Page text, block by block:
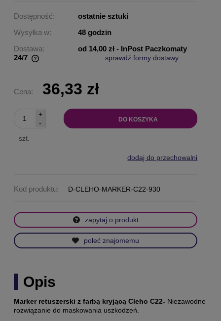
Dostępność:
ostatnie sztuki
Wysyłka w:
48 godzin
Dostawa:
od 14,00 zł - InPost Paczkomaty
24/7
sprawdź formy dostawy
Cena: 36,33 zł
-
+
szt.
DO KOSZYKA
dodaj do przechowalni
Kod produktu: D-CLEHO-MARKER-C22-930
zapytaj o produkt
poleć znajomemu
Opis
Marker retuszerski z farbą kryjącą Cleho C22- Niezawodne
rozwiązanie do maskowania uszkodzeń.